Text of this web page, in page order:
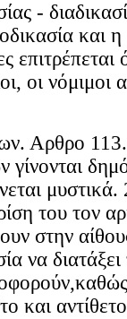
-
και η
οι νόμιμοι
Αρθρο 113.
γίνονται
μυστικά.
του τον
στην
να
και